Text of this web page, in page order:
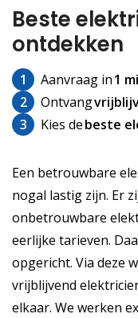
Beste
ontdekken
1 Aanvraag in1
2
Ontvang
3
Kies debeste
Een betrouwbare
nogal lastig zijn. Er
onbetrouwbare
eerlijke tarieven.
opgericht. Via deze
vrijblijvend
elkaar. We werken